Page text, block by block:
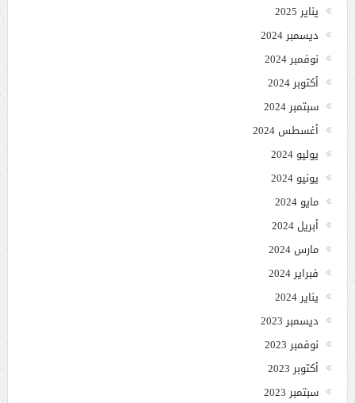
يناير 2025
ديسمبر 2024
نوفمبر 2024
أكتوبر 2024
سبتمبر 2024
أغسطس 2024
يوليو 2024
يونيو 2024
مايو 2024
أبريل 2024
مارس 2024
فبراير 2024
يناير 2024
ديسمبر 2023
نوفمبر 2023
أكتوبر 2023
سبتمبر 2023